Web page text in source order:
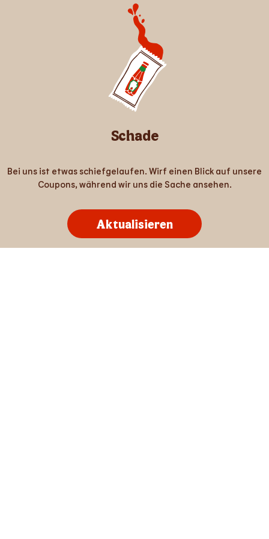
Schade
Bei uns ist etwas schiefgelaufen. Wirf einen Blick auf unsere
Coupons, während wir uns die Sache ansehen.
Aktualisieren